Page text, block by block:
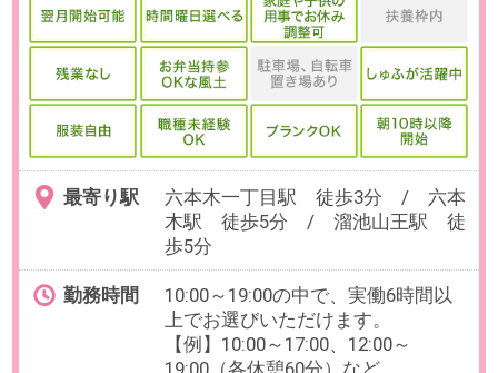
最寄り駅 虎ノ門駅 徒歩2分 / 霞ケ関(東
京都)駅 徒歩5分 / 新橋駅 徒
歩10分
勤務時間 9:30～18:00の中で、実働5～6時間
でお選びいただけます。
【例】9:30～15:30、10:00～
16:00（各休憩60分）など
日数
月4～6日
必須：月初1～4営業日の4日間／歓
迎：月末2営業日
【例】必須：9/1～4／歓迎：
9/29、30
【在宅】2～3ヶ月間は出社、以降
は週1日の在宅相談可。
2026/09/01～長期